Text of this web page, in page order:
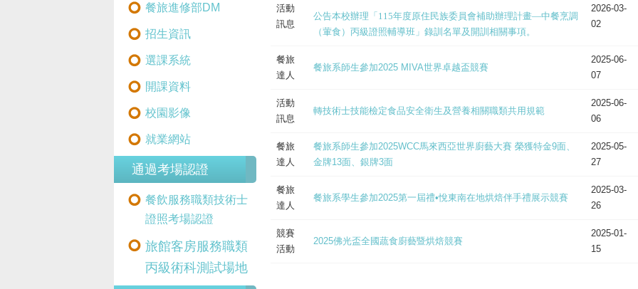
餐旅進修部DM
招生資訊
選課系統
開課資料
校園影像
就業網站
通過考場認證
餐飲服務職類技術士
證照考場認證
旅館客房服務職類
丙級術科測試場地
活動
訊息
公告本校辦理「 115年度原住民族委員會補助辦理計畫—中餐烹調
（葷食）丙級證照輔導班」錄訓名單及開訓相關事項。
2026-03-
02
餐旅
達人
餐旅系師生參加2025 MIVA世界卓越盃競賽
2025-06-
07
活動
訊息
轉技術士技能檢定食品安全衛生及營養相關職類共用規範
2025-06-
06
餐旅
達人
餐旅系師生參加2025WCC馬來西亞世界廚藝大賽 榮獲特金9面、
金牌13面、銀牌3面
2025-05-
27
餐旅
達人
餐旅系學生參加2025第一屆禮•悅東南在地烘焙伴手禮展示競賽
2025-03-
26
競賽
活動
2025佛光盃全國蔬食廚藝暨烘焙競賽
2025-01-
15